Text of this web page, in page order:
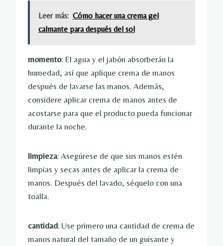
Leer más: Cómo hacer una crema gel
calmante para después del sol
momento: El agua y el jabón absorberán la
humedad, así que aplique crema de manos
después de lavarse las manos. Además,
considere aplicar crema de manos antes de
acostarse para que el producto pueda funcionar
durante la noche.
limpieza: Asegúrese de que sus manos estén
limpias y secas antes de aplicar la crema de
manos. Después del lavado, séquelo con una
toalla.
cantidad: Use primero una cantidad de crema de
manos natural del tamaño de un guisante y